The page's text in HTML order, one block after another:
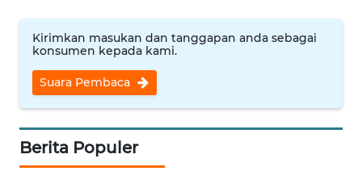
Kirimkan masukan dan tanggapan anda sebagai
konsumen kepada kami.
Suara Pembaca
Berita Populer
WAHANANEWS
CO ID
WAHANANEWS
NET
WAHANA
SPORT